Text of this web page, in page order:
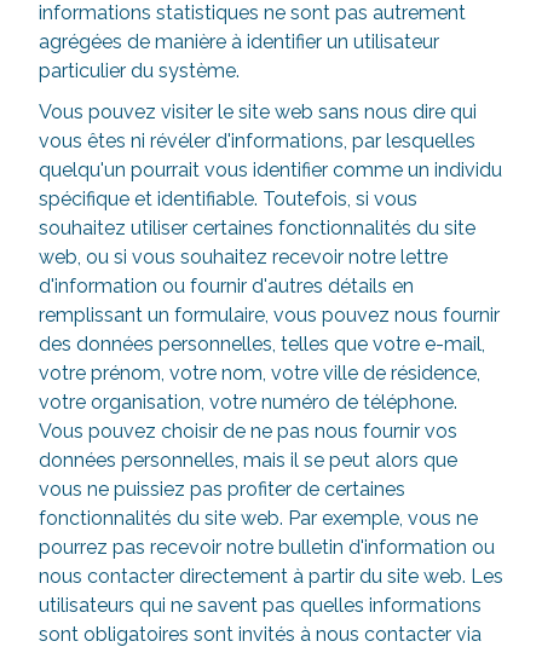
informations statistiques ne sont pas autrement
agrégées de manière à identifier un utilisateur
particulier du système.
Vous pouvez visiter le site web sans nous dire qui
vous êtes ni révéler d'informations, par lesquelles
quelqu'un pourrait vous identifier comme un individu
spécifique et identifiable. Toutefois, si vous
souhaitez utiliser certaines fonctionnalités du site
web, ou si vous souhaitez recevoir notre lettre
d'information ou fournir d'autres détails en
remplissant un formulaire, vous pouvez nous fournir
des données personnelles, telles que votre e-mail,
votre prénom, votre nom, votre ville de résidence,
votre organisation, votre numéro de téléphone.
Vous pouvez choisir de ne pas nous fournir vos
données personnelles, mais il se peut alors que
vous ne puissiez pas profiter de certaines
fonctionnalités du site web. Par exemple, vous ne
pourrez pas recevoir notre bulletin d'information ou
nous contacter directement à partir du site web. Les
utilisateurs qui ne savent pas quelles informations
sont obligatoires sont invités à nous contacter via